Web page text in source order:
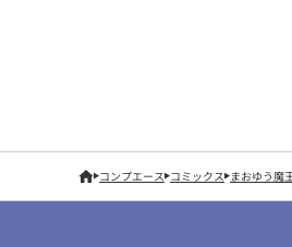
コンプエース コミックス まおゆう魔